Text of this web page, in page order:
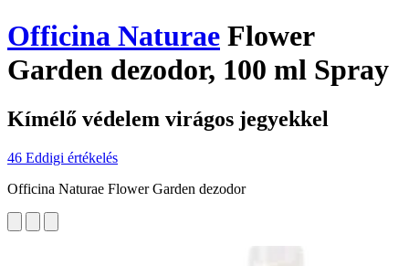
Officina Naturae Flower
Garden dezodor, 100 ml Spray
Kímélő védelem virágos jegyekkel
46 Eddigi értékelés
Officina Naturae Flower Garden dezodor